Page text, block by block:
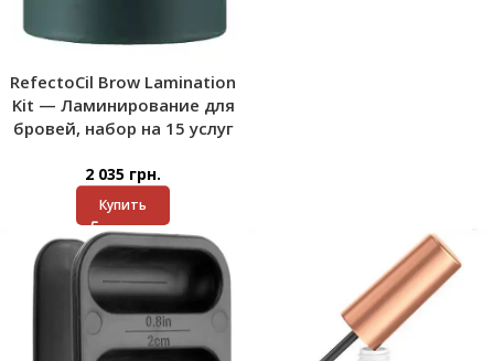
RefectoCil Brow Lamination
Kit — Ламинирование для
бровей, набор на 15 услуг
2 035 грн.
Купить